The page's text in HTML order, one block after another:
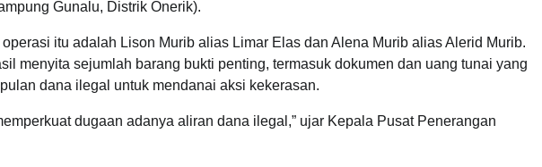
Gunalu, Distrik Onerik).
itu adalah Lison Murib alias Limar Elas dan Alena Murib alias Alerid Murib.
menyita sejumlah barang bukti penting, termasuk dokumen dan uang tunai yang
dana ilegal untuk mendanai aksi kekerasan.
dugaan adanya aliran dana ilegal,” ujar Kepala Pusat Penerangan